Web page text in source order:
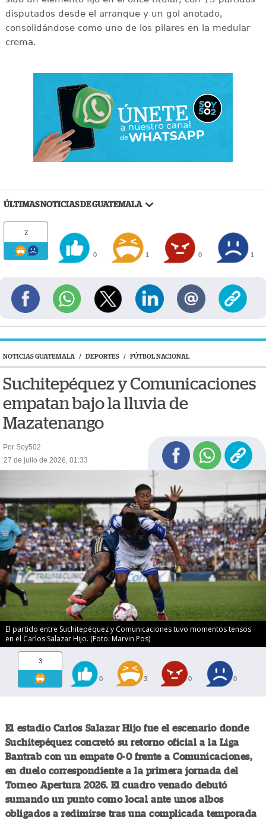
disputados desde el arranque y un gol anotado,
consolidándose como uno de los pilares en la medular
crema.
ÚLTIMAS NOTICIAS DE GUATEMALA
2
0 1 0 1
NOTICIAS GUATEMALA / DEPORTES / FÚTBOL NACIONAL
Suchitepéquez y Comunicaciones
empatan bajo la lluvia de
Mazatenango
Por Soy502
27 de julio de 2026, 01:33
El partido entre Suchitepéquez y Comunicaciones tuvo momentos tensos
en el Carlos Salazar Hijo. (Foto: Marvin Pos)
3
0 3 0 0
El estadio Carlos Salazar Hijo fue el escenario donde
Suchitepéquez concretó su retorno oficial a la Liga
Bantrab con un empate 0-0 frente a Comunicaciones,
en duelo correspondiente a la primera jornada del
Torneo Apertura 2026. El cuadro venado debutó
sumando un punto como local ante unos albos
obligados a redimirse tras una complicada temporada